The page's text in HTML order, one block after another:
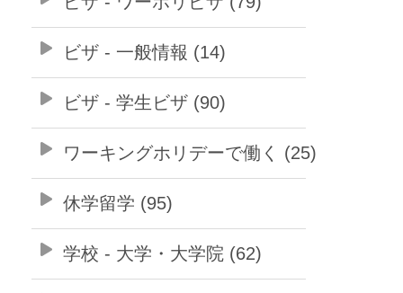
ビザ - 一般情報 (14)
ビザ - 学生ビザ (90)
ワーキングホリデーで働く (25)
休学留学 (95)
学校 - 大学・大学院 (62)